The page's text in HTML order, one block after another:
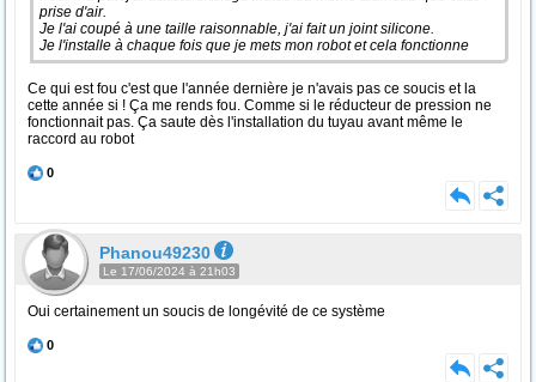
prise d'air.
Je l'ai coupé à une taille raisonnable, j'ai fait un joint silicone.
Je l'installe à chaque fois que je mets mon robot et cela fonctionne
Ce qui est fou c'est que l'année dernière je n'avais pas ce soucis et la
cette année si ! Ça me rends fou. Comme si le réducteur de pression ne
fonctionnait pas. Ça saute dès l'installation du tuyau avant même le
raccord au robot
0
Phanou49230
Le 17/06/2024 à 21h03
Oui certainement un soucis de longévité de ce système
0